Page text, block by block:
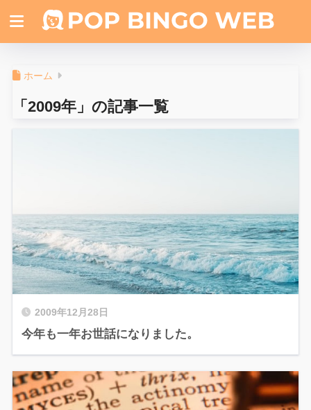
ホーム
「2009年」の記事一覧
2009年12月28日
今年も一年お世話になりました。